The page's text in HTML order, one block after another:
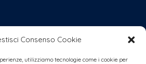
Consenso Cookie
utilizziamo tecnologie come i cookie per
questione